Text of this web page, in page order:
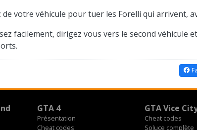
votre véhicule pour tuer les Forelli qui arrivent,
facilement, dirigez vous vers le second véhicule
GTA 4
Présentation
Cheat codes
GTA Vice
Cheat codes
Soluce complète